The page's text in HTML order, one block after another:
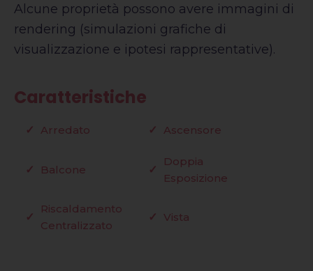
Alcune proprietà possono avere immagini di
rendering (simulazioni grafiche di
visualizzazione e ipotesi rappresentative).
Caratteristiche
Arredato Ascensore
Balcone
Doppia
Esposizione
Riscaldamento
Centralizzato
Vista